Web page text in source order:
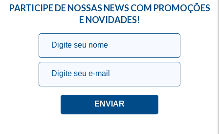
PARTICIPE DE NOSSAS NEWS COM PROMOÇÕES
E NOVIDADES!